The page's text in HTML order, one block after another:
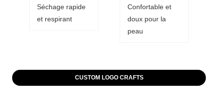
Séchage rapide
et respirant
Confortable et
doux pour la
peau
CUSTOM LOGO CRAFTS